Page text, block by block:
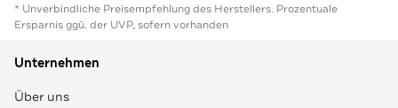
* Unverbindliche Preisempfehlung des Herstellers. Prozentuale
Ersparnis ggü. der UVP, sofern vorhanden
Unternehmen
Über uns